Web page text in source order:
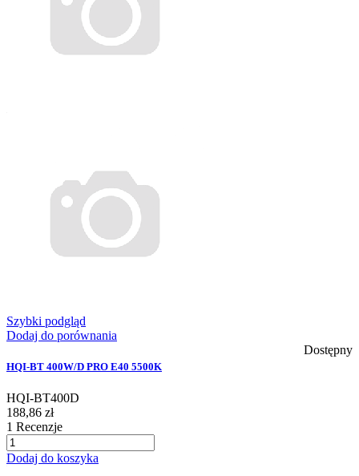
Szybki podgląd
Dodaj do porównania
Dostępny
HQI-BT 400W/D PRO E40 5500K
HQI-BT400D
188,86 zł
1 Recenzje
Dodaj do koszyka